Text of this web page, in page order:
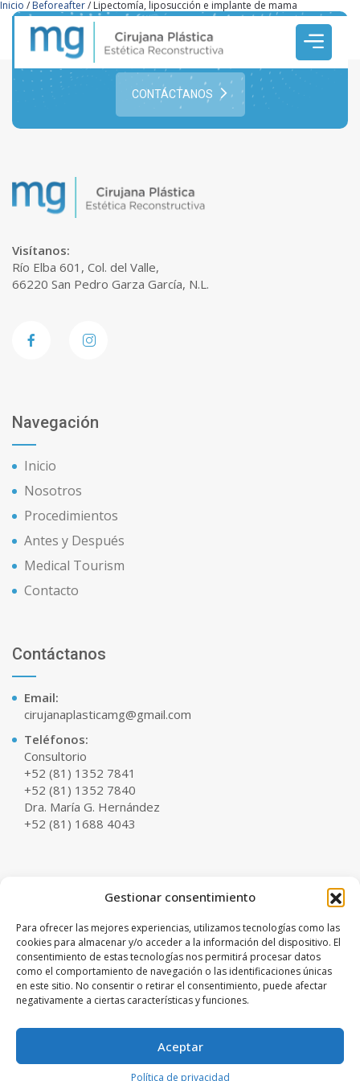
Gestionar consentimiento
Para ofrecer las mejores experiencias, utilizamos tecnologías como las
cookies para almacenar y/o acceder a la información del dispositivo. El
consentimiento de estas tecnologías nos permitirá procesar datos
como el comportamiento de navegación o las identificaciones únicas
en este sitio. No consentir o retirar el consentimiento, puede afectar
negativamente a ciertas características y funciones.
Aceptar
Política de privacidad
Inicio / Beforeafter/ Lipectomía, liposucción e implante de mama
¿Buscas una cirugía estética?
¡Ponte en contacto con Nosotros!
CONTÁCTANOS
Visítanos:
Río Elba 601, Col. del Valle,
66220 San Pedro Garza García, N.L.
Navegación
Inicio
Nosotros
Procedimientos
Antes y Después
Medical Tourism
Contacto
Contáctanos
Email:
cirujanaplasticamg@gmail.com
Teléfonos:
Consultorio
+52 (81) 1352 7841
+52 (81) 1352 7840
Dra. María G. Hernández
+52 (81) 1688 4043
English Spoken
+52 (81) 1917 5732
Horario:
Lunes a Viernes
10:00am - 07:00pm
Sábados
10:00am - 02:00pm
© 2025 CIRUJANA PLASTICA MG | Todos los Derechos Reservados |